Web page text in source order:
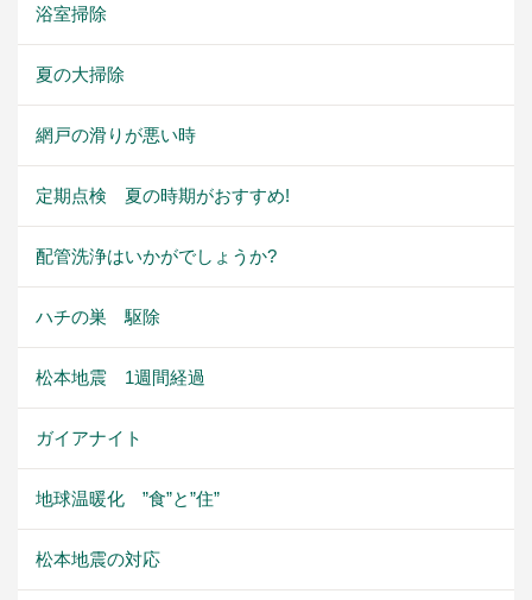
浴室掃除
夏の大掃除
網戸の滑りが悪い時
定期点検 夏の時期がおすすめ!
配管洗浄はいかがでしょうか?
ハチの巣 駆除
松本地震 1週間経過
ガイアナイト
地球温暖化 ”食”と”住”
松本地震の対応